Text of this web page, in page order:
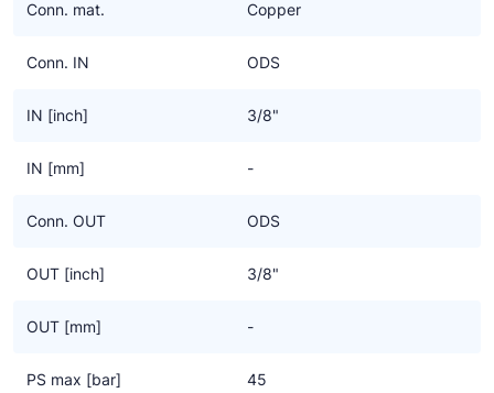
Conn. mat. Copper
Conn. IN ODS
IN [inch] 3/8"
IN [mm] -
Conn. OUT ODS
OUT [inch] 3/8"
OUT [mm] -
PS max [bar] 45